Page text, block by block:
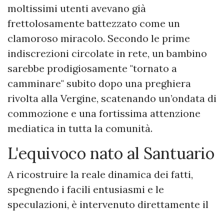
moltissimi utenti avevano già
frettolosamente battezzato come un
clamoroso miracolo. Secondo le prime
indiscrezioni circolate in rete, un bambino
sarebbe prodigiosamente "tornato a
camminare" subito dopo una preghiera
rivolta alla Vergine, scatenando un’ondata di
commozione e una fortissima attenzione
mediatica in tutta la comunità.
​L'equivoco nato al Santuario
​A ricostruire la reale dinamica dei fatti,
spegnendo i facili entusiasmi e le
speculazioni, è intervenuto direttamente il